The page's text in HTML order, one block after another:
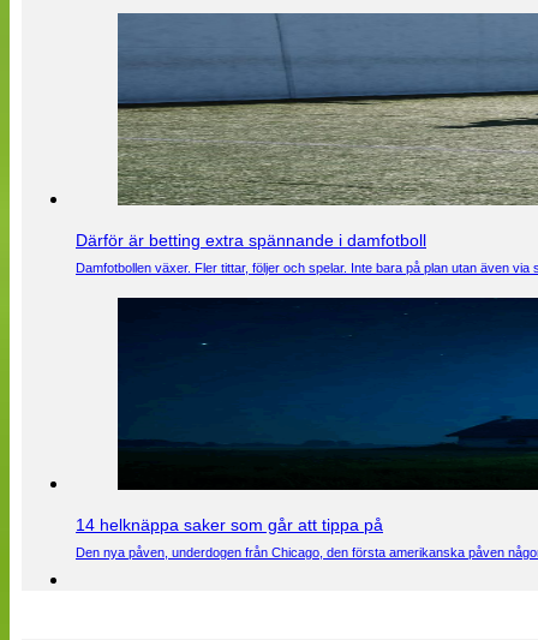
Därför är betting extra spännande i damfotboll
Damfotbollen växer. Fler tittar, följer och spelar. Inte bara på plan utan även
14 helknäppa saker som går att tippa på
Den nya påven, underdogen från Chicago, den första amerikanska påven